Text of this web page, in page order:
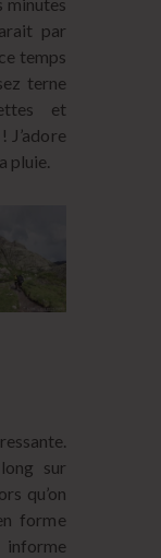
par
temps
terne
et
J’adore
pluie.
sur
qu’on
forme
informe